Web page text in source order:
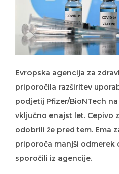
priporočila razširitev
podjetij Pfizer/BioNTech
vključno enajst let. Cepivo
odobrili že pred tem. Ema
priporoča manjši odmerek
sporočili iz agencije.